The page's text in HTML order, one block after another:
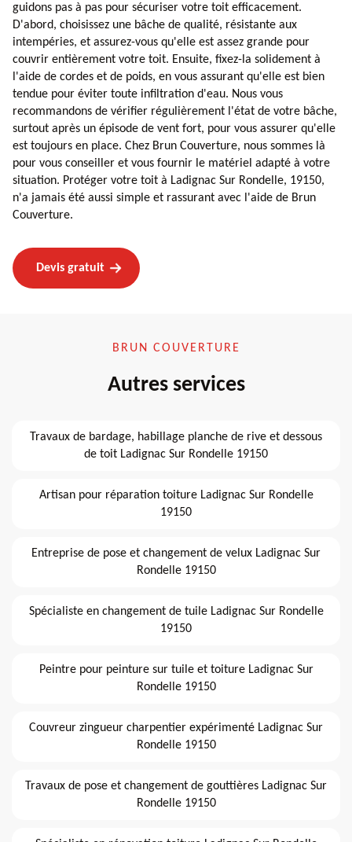
guidons pas à pas pour sécuriser votre toit efficacement.
D'abord, choisissez une bâche de qualité, résistante aux
intempéries, et assurez-vous qu'elle est assez grande pour
couvrir entièrement votre toit. Ensuite, fixez-la solidement à
l'aide de cordes et de poids, en vous assurant qu'elle est bien
tendue pour éviter toute infiltration d'eau. Nous vous
recommandons de vérifier régulièrement l'état de votre bâche,
surtout après un épisode de vent fort, pour vous assurer qu'elle
est toujours en place. Chez Brun Couverture, nous sommes là
pour vous conseiller et vous fournir le matériel adapté à votre
situation. Protéger votre toit à Ladignac Sur Rondelle, 19150,
n'a jamais été aussi simple et rassurant avec l'aide de Brun
Couverture.
Devis gratuit
BRUN COUVERTURE
Autres services
Travaux de bardage, habillage planche de rive et dessous
de toit Ladignac Sur Rondelle 19150
Artisan pour réparation toiture Ladignac Sur Rondelle
19150
Entreprise de pose et changement de velux Ladignac Sur
Rondelle 19150
Spécialiste en changement de tuile Ladignac Sur Rondelle
19150
Peintre pour peinture sur tuile et toiture Ladignac Sur
Rondelle 19150
Couvreur zingueur charpentier expérimenté Ladignac Sur
Rondelle 19150
Travaux de pose et changement de gouttières Ladignac Sur
Rondelle 19150